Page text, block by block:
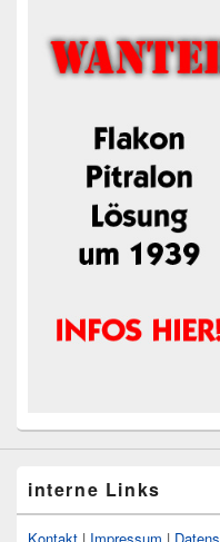
interne Links